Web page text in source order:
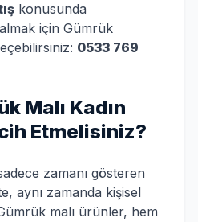
konusunda
için Gümrük
0533 769
Malı Kadın
Etmelisiniz?
zamanı gösteren
aynı zamanda kişisel
malı ürünler, hem